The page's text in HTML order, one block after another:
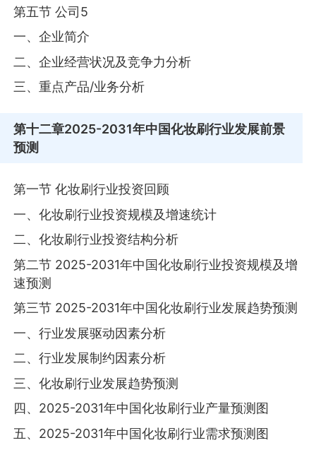
第五节 公司5
一、企业简介
二、企业经营状况及竞争力分析
三、重点产品/业务分析
第十二章2025-2031年中国化妆刷行业发展前景
预测
第一节 化妆刷行业投资回顾
一、化妆刷行业投资规模及增速统计
二、化妆刷行业投资结构分析
第二节 2025-2031年中国化妆刷行业投资规模及增
速预测
第三节 2025-2031年中国化妆刷行业发展趋势预测
一、行业发展驱动因素分析
二、行业发展制约因素分析
三、化妆刷行业发展趋势预测
四、2025-2031年中国化妆刷行业产量预测图
五、2025-2031年中国化妆刷行业需求预测图